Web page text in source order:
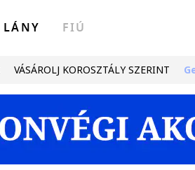
LÁNY FIÚ
VÁSÁROLJ KOROSZTÁLY SZERINT